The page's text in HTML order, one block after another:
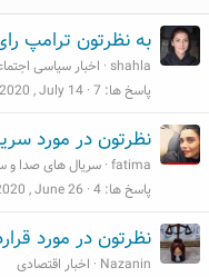
به نظرتون ترامپ
shahla اخبار سیاسی
پاسخ ها 7
2020 , July 14
نظرتون در مورد
fatima سریال های صدا و
پاسخ ها 4
, June 26
نظرتون در مورد
Nazanin اخبار اقتصادی